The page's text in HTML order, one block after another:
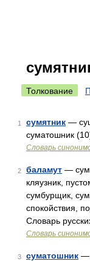
Толкование
1 сумятник —
суматошник
Словарь
2 баламут —
кляузник,
сумбурщик,
спокойствия,
Словарь
Словарь
3 суматошник —